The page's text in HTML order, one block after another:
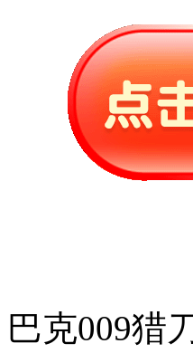
巴克009猎